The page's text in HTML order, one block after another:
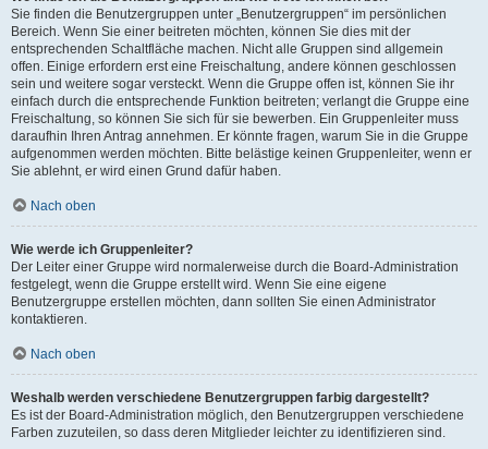
Sie finden die Benutzergruppen unter „Benutzergruppen“ im persönlichen
Bereich. Wenn Sie einer beitreten möchten, können Sie dies mit der
entsprechenden Schaltfläche machen. Nicht alle Gruppen sind allgemein
offen. Einige erfordern erst eine Freischaltung, andere können geschlossen
sein und weitere sogar versteckt. Wenn die Gruppe offen ist, können Sie ihr
einfach durch die entsprechende Funktion beitreten; verlangt die Gruppe eine
Freischaltung, so können Sie sich für sie bewerben. Ein Gruppenleiter muss
daraufhin Ihren Antrag annehmen. Er könnte fragen, warum Sie in die Gruppe
aufgenommen werden möchten. Bitte belästige keinen Gruppenleiter, wenn er
Sie ablehnt, er wird einen Grund dafür haben.
Nach oben
Wie werde ich Gruppenleiter?
Der Leiter einer Gruppe wird normalerweise durch die Board-Administration
festgelegt, wenn die Gruppe erstellt wird. Wenn Sie eine eigene
Benutzergruppe erstellen möchten, dann sollten Sie einen Administrator
kontaktieren.
Nach oben
Weshalb werden verschiedene Benutzergruppen farbig dargestellt?
Es ist der Board-Administration möglich, den Benutzergruppen verschiedene
Farben zuzuteilen, so dass deren Mitglieder leichter zu identifizieren sind.